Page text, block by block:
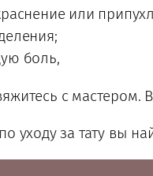
или
боль,
с мастером.
уходу за тату вы